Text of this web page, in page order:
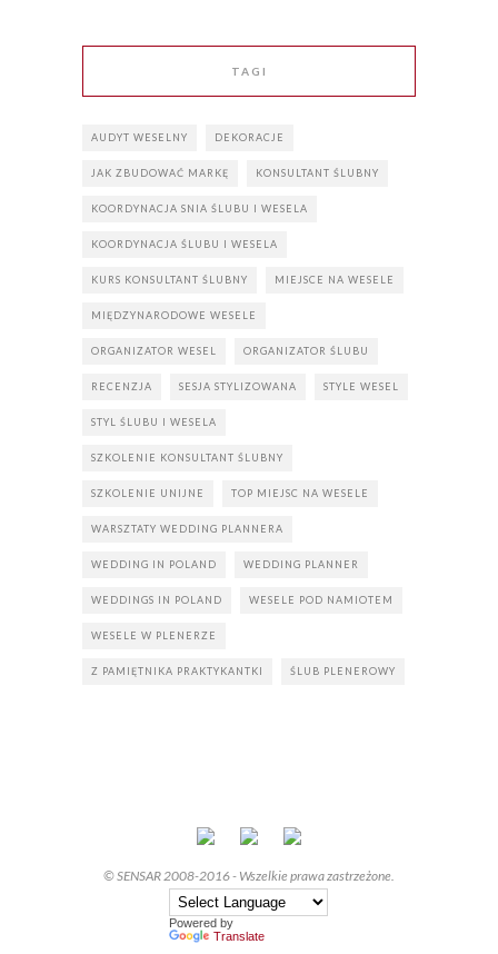
TAGI
AUDYT WESELNY DEKORACJE
JAK ZBUDOWAĆ MARKĘ KONSULTANT ŚLUBNY
KOORDYNACJA SNIA ŚLUBU I WESELA
KOORDYNACJA ŚLUBU I WESELA
KURS KONSULTANT ŚLUBNY MIEJSCE NA WESELE
MIĘDZYNARODOWE WESELE
ORGANIZATOR WESEL ORGANIZATOR ŚLUBU
RECENZJA SESJA STYLIZOWANA STYLE WESEL
STYL ŚLUBU I WESELA
SZKOLENIE KONSULTANT ŚLUBNY
SZKOLENIE UNIJNE TOP MIEJSC NA WESELE
WARSZTATY WEDDING PLANNERA
WEDDING IN POLAND WEDDING PLANNER
WEDDINGS IN POLAND WESELE POD NAMIOTEM
WESELE W PLENERZE
Z PAMIĘTNIKA PRAKTYKANTKI ŚLUB PLENEROWY
© SENSAR 2008-2016 - Wszelkie prawa zastrzeżone.
Powered by
Translate